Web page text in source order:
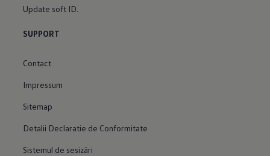
Update soft ID.
SUPPORT
Contact
Impressum
Sitemap
Detalii Declaratie de Conformitate
Sistemul de sesizări